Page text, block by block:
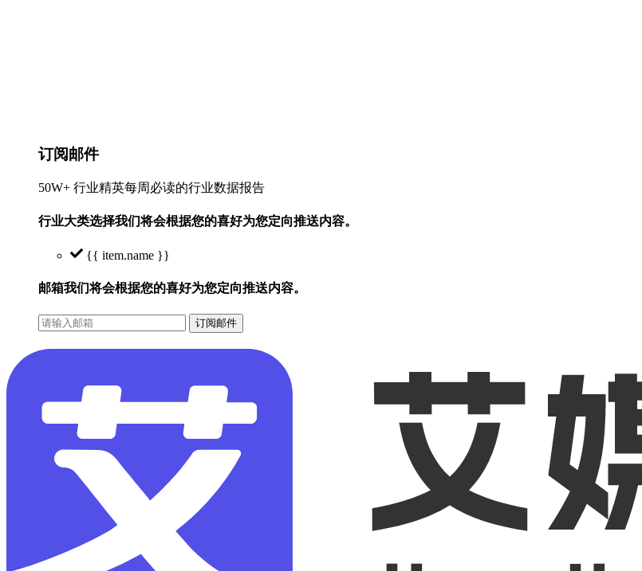
订阅邮件
50W+ 行业精英每周必读的行业数据报告
行业大类选择我们将会根据您的喜好为您定向推送内容。
{{ item.name }}
邮箱我们将会根据您的喜好为您定向推送内容。
订阅邮件